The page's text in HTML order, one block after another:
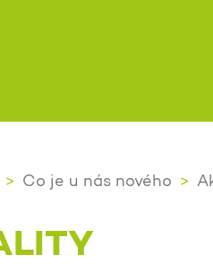
Co je u nás nového